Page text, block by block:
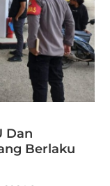
Dan
Berlaku